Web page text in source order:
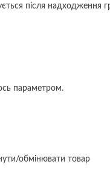
після надходження
параметром.
обмінювати товар